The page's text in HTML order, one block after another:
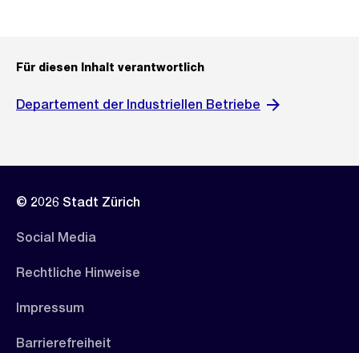
Für diesen Inhalt verantwortlich
Departement der Industriellen Betriebe
© 2026 Stadt Zürich
Social Media
Rechtliche Hinweise
Impressum
Barrierefreiheit